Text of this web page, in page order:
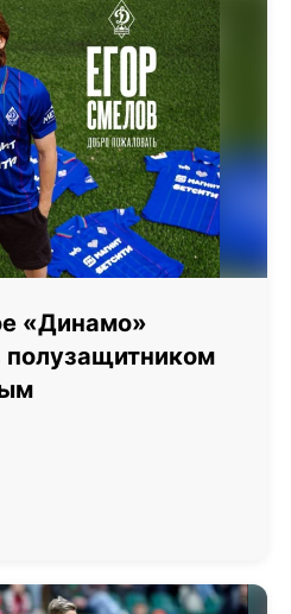
«Динамо»
полузащитником